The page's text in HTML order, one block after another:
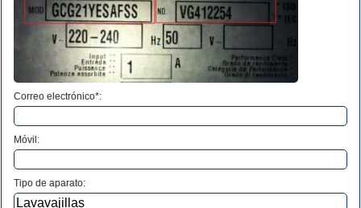
Correo electrónico*:
Móvil:
Tipo de aparato: